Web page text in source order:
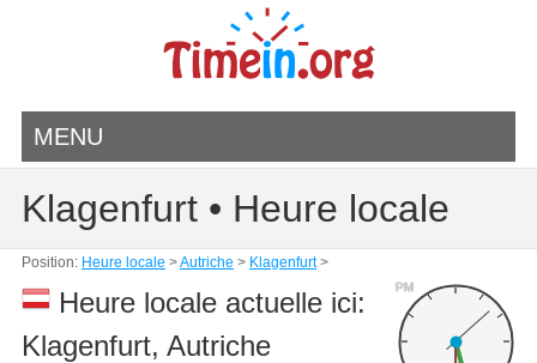
MENU
Klagenfurt • Heure locale
Position: Heure locale >Autriche > Klagenfurt>
PM
Heure locale actuelle ici:
Klagenfurt, Autriche